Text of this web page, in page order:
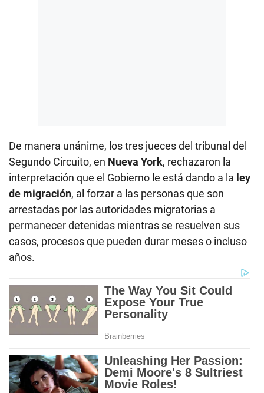
De manera unánime, los tres jueces del tribunal del
Segundo Circuito, en Nueva York, rechazaron la
interpretación que el Gobierno le está dando a la ley
de migración, al forzar a las personas que son
arrestadas por las autoridades migratorias a
permanecer detenidas mientras se resuelven sus
casos, procesos que pueden durar meses o incluso
años.